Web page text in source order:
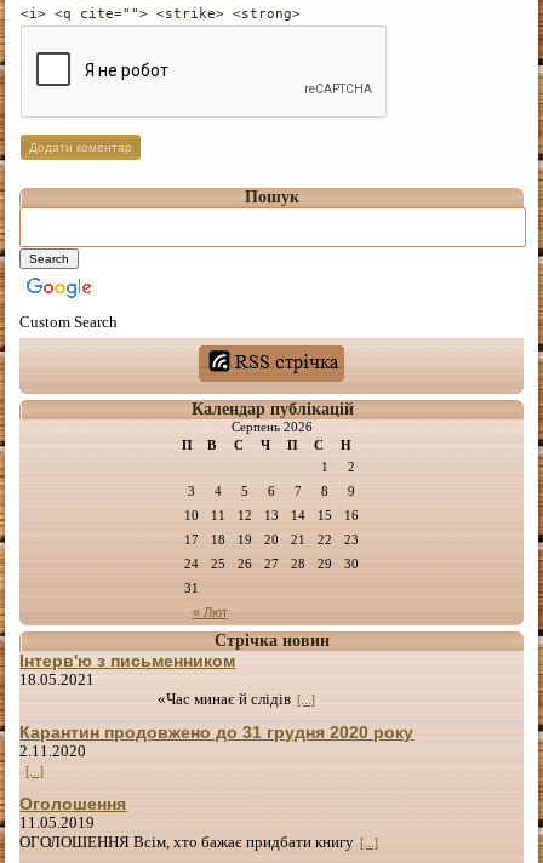
<i> <q cite=""> <strike> <strong>
Пошук
Custom Search
Календар публікацій
Серпень 2026
П
В С Ч П С Н
« Лют
1
2
3
4 5 6 7 8
9
10
11 12 13 14 15
16
17
18 19 20 21 22
23
24
25 26 27 28 29
30
31
Стрічка новин
Інтерв'ю з письменником
18.05.2021
«Час минає й слідів [...]
Карантин продовжено до 31 грудня 2020 року
2.11.2020
[...]
Оголошення
11.05.2019
ОГОЛОШЕННЯ Всім, хто бажає придбати книгу [...]